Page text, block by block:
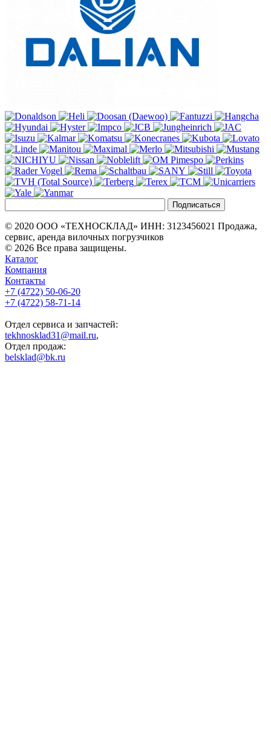
© 2020 ООО «ТЕХНОСКЛАД» ИНН: 3123456021 Продажа,
сервис, аренда вилочных погрузчиков
© 2026 Все права защищены.
Каталог
Компания
Контакты
+7 (4722) 50-06-20
+7 (4722) 58-71-14
Отдел сервиса и запчастей:
tekhnosklad31@mail.ru,
Отдел продаж:
belsklad@bk.ru